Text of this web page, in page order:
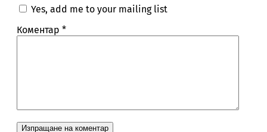
Yes, add me to your mailing list
Коментар *